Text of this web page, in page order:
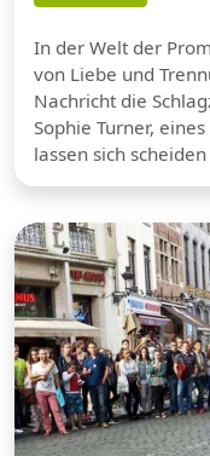
In der Welt der
von Liebe und
Nachricht die
Sophie Turner,
lassen sich scheiden